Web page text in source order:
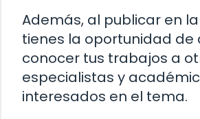
Además, al publicar en
tienes la oportunidad de
conocer tus trabajos a
especialistas y
interesados en el tema.